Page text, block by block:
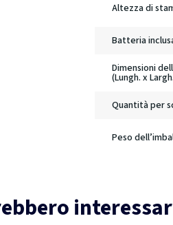
Altezza di
Batteria
Dimensioni
(Lungh. x
Quantità per
Peso